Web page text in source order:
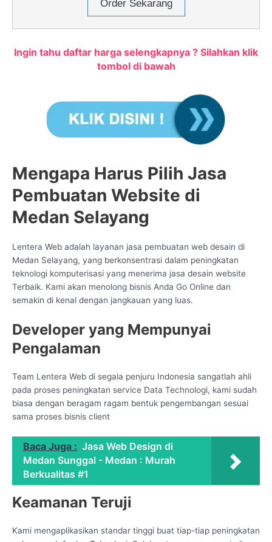
Order Sekarang
Ingin tahu daftar harga selengkapnya ? Silahkan klik
tombol di bawah
Mengapa Harus Pilih Jasa
Pembuatan Website di
Medan Selayang
Lentera Web adalah layanan jasa pembuatan web desain di
Medan Selayang, yang berkonsentrasi dalam peningkatan
teknologi komputerisasi yang menerima jasa desain website
Terbaik. Kami akan menolong bisnis Anda Go Online dan
semakin di kenal dengan jangkauan yang luas.
Developer yang Mempunyai
Pengalaman
Team Lentera Web di segala penjuru Indonesia sangatlah ahli
pada proses peningkatan service Data Technologi, kami sudah
biasa dengan beragam ragam bentuk pengembangan sesuai
sama proses bisnis client
Baca Juga : Jasa Web Design di
Medan Sunggal - Medan : Murah
Berkualitas #1
Keamanan Teruji
Kami mengaplikasikan standar tinggi buat tiap-tiap peningkatan